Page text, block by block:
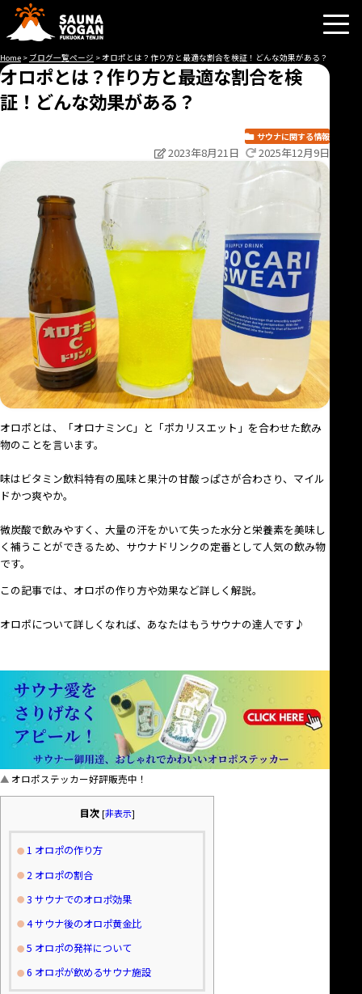
Skip
content
Home > ブログ一覧ページ > オロポとは？作り方と最適な割合を検証！どんな効果がある？
オロポとは？作り方と最適な割合を検
証！どんな効果がある？
サウナに関する情報
2023年8月21日 2025年12月9日
オロポとは、「オロナミンC」と「ポカリスエット」を合わせた飲み
物のことを言います。
味はビタミン飲料特有の風味と果汁の甘酸っぱさが合わさり、マイル
ドかつ爽やか。
微炭酸で飲みやすく、大量の汗をかいて失った水分と栄養素を美味し
く補うことができるため、サウナドリンクの定番として人気の飲み物
です。
この記事では、オロポの作り方や効果など詳しく解説。
オロポについて詳しくなれば、あなたはもうサウナの達人です♪
オロポステッカー好評販売中！
目次 [非表示]
1 オロポの作り方
2オロポの割合
3 サウナでのオロポ効果
4サウナ後のオロポ黄金比
5 オロポの発祥について
6 オロポが飲めるサウナ施設